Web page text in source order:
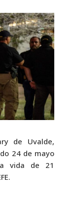
de Uvalde,
24 de mayo
vida de 21